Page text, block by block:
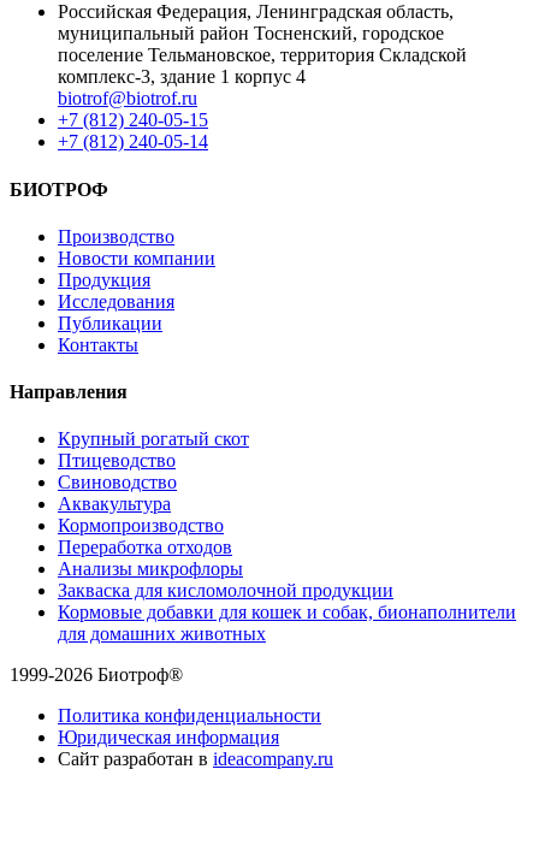
Российская Федерация, Ленинградская область,
муниципальный район Тосненский, городское
поселение Тельмановское, территория Складской
комплекс-3, здание 1 корпус 4
biotrof@biotrof.ru
+7 (812) 240-05-15
+7 (812) 240-05-14
БИОТРОФ
Производство
Новости компании
Продукция
Исследования
Публикации
Контакты
Направления
Крупный рогатый скот
Птицеводство
Свиноводство
Аквакультура
Кормопроизводство
Переработка отходов
Анализы микрофлоры
Закваска для кисломолочной продукции
Кормовые добавки для кошек и собак, бионаполнители
для домашних животных
1999-2026 Биотроф®
Политика конфиденциальности
Юридическая информация
Сайт разработан в ideacompany.ru